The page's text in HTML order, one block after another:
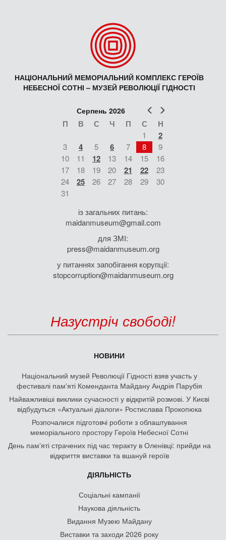
НАЦІОНАЛЬНИЙ МЕМОРІАЛЬНИЙ КОМПЛЕКС ГЕРОЇВ
НЕБЕСНОЇ СОТНІ – МУЗЕЙ РЕВОЛЮЦІЇ ГІДНОСТІ
Попер
Серпень 2026
П В С Ч П С Н
1 2
3 4 5 6 7 8
9
10
11 12 13 14 15
16
17
18 19 20 21 22
23
24
25 26 27 28 29
30
31
із загальних питань:
maidanmuseum@gmail.com
для ЗМІ:
press@maidanmuseum.org
у питаннях запобігання корупції:
stopcorruption@maidanmuseum.org
Назустріч свободі!
НОВИНИ
Національний музей Революції Гідності взяв участь у
фестивалі пам'яті Коменданта Майдану Андрія Парубія
Найважливіші виклики сучасності у відкритій розмові. У Києві
відбудуться «Актуальні діалоги» Ростислава Прокопюка
Розпочалися підготовчі роботи з облаштування
меморіального простору Героїв Небесної Сотні
День памʼяті страчених під час теракту в Оленівці: прийди на
відкриття виставки та вшануй героїв
ДІЯЛЬНІСТЬ
Соціальні кампанії
Наукова діяльність
Видання Музею Майдану
Виставки та заходи 2026 року